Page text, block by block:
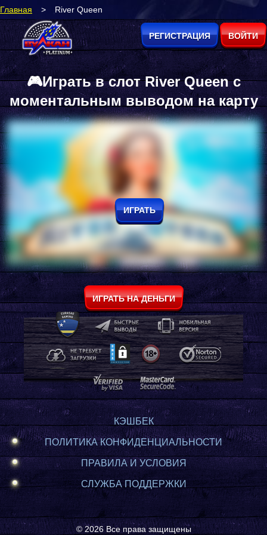
Главная > River Queen
РЕГИСТРАЦИЯ ВОЙТИ
🎮Играть в слот River Queen с
моментальным выводом на карту
ИГРАТЬ
ИГРАТЬ НА ДЕНЬГИ
КЭШБЕК
ПОЛИТИКА КОНФИДЕНЦИАЛЬНОСТИ
ПРАВИЛА И УСЛОВИЯ
СЛУЖБА ПОДДЕРЖКИ
© 2026 Все права защищены